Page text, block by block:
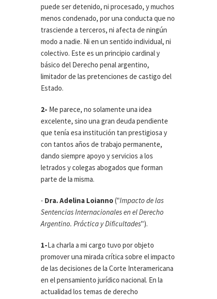
puede ser detenido, ni procesado, y muchos
menos condenado, por una conducta que no
trasciende a terceros, ni afecta de ningún
modo a nadie. Ni en un sentido individual, ni
colectivo. Este es un principio cardinal y
básico del Derecho penal argentino,
limitador de las pretenciones de castigo del
Estado.
2- Me parece, no solamente una idea
excelente, sino una gran deuda pendiente
que tenía esa institución tan prestigiosa y
con tantos años de trabajo permanente,
dando siempre apoyo y servicios a los
letrados y colegas abogados que forman
parte de la misma.
- Dra. Adelina Loianno("Impacto de las
Sentencias Internacionales en el Derecho
Argentino. Práctica y Dificultades").
1-La charla a mi cargo tuvo por objeto
promover una mirada crítica sobre el impacto
de las decisiones de la Corte Interamericana
en el pensamiento jurídico nacional. En la
actualidad los temas de derecho